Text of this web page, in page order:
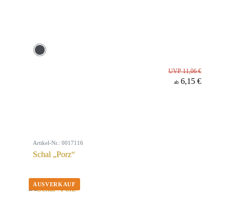
UVP 11,06 €
ab 6,15 €
Artikel-Nr.: 0017116
Schal „Porz“